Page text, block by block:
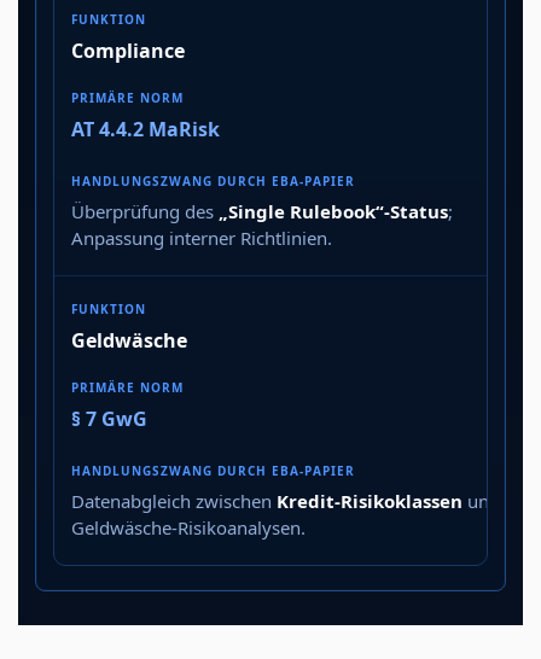
Compliance
AT 4.4.2 MaRisk
Überprüfung des „Single Rulebook“-Status;
Anpassung interner Richtlinien.
Geldwäsche
§ 7 GwG
Datenabgleich zwischen Kredit-Risikoklassen und
Geldwäsche-Risikoanalysen.